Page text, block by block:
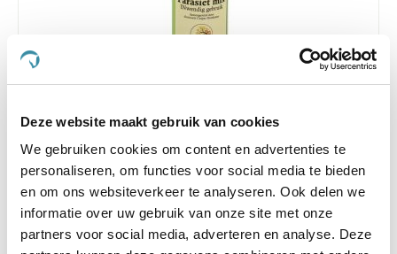
Deze website maakt gebruik van cookies
We gebruiken cookies om content en advertenties te
personaliseren, om functies voor social media te bieden
en om ons websiteverkeer te analyseren. Ook delen we
informatie over uw gebruik van onze site met onze
partners voor social media, adverteren en analyse. Deze
Krachtig Kruid Parasiet mix Inwendig 10 ml
€ 16,95